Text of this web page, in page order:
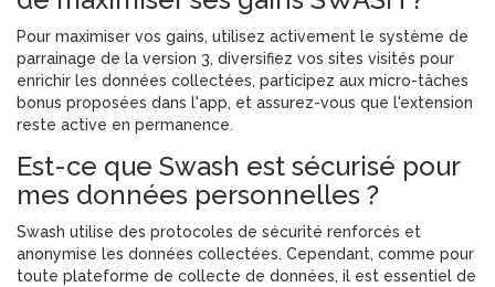
Pour maximiser vos gains, utilisez activement le système de
parrainage de la version 3, diversifiez vos sites visités pour
enrichir les données collectées, participez aux micro-tâches
bonus proposées dans l'app, et assurez-vous que l'extension
reste active en permanence.
Est-ce que Swash est sécurisé pour
mes données personnelles ?
Swash utilise des protocoles de sécurité renforcés et
anonymise les données collectées. Cependant, comme pour
toute plateforme de collecte de données, il est essentiel de